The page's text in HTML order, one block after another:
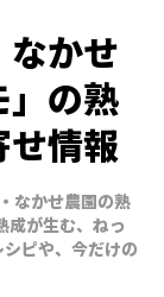
かせ
」の熟
情報
なかせ農園の熟
成が生む、ねっ
ピや、今だけの